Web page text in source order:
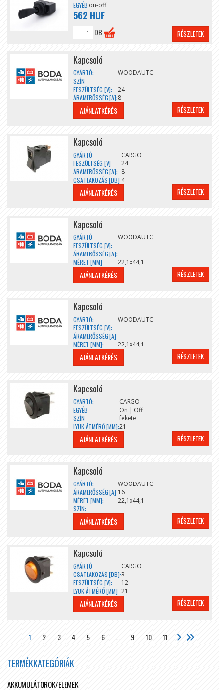
EGYÉB:on-off
562 HUF
DB RÉSZLETEK
Kapcsoló
GYÁRTÓ:
WOODAUTO
SZÍN:
FESZÜLTSÉG [V]:
24
ÁRAMERŐSSÉG [A]:8
AJÁNLATKÉRÉS RÉSZLETEK
Kapcsoló
GYÁRTÓ:
CARGO
FESZÜLTSÉG [V]:
24
ÁRAMERŐSSÉG [A]: 8
CSATLAKOZÁS [DB]:4
AJÁNLATKÉRÉS RÉSZLETEK
Kapcsoló
GYÁRTÓ:
WOODAUTO
FESZÜLTSÉG [V]:
ÁRAMERŐSSÉG [A]:
MÉRET [MM]:
22,1x44,1
AJÁNLATKÉRÉS RÉSZLETEK
Kapcsoló
GYÁRTÓ:
WOODAUTO
FESZÜLTSÉG [V]:
ÁRAMERŐSSÉG [A]:
MÉRET [MM]:
22,1x44,1
AJÁNLATKÉRÉS RÉSZLETEK
Kapcsoló
GYÁRTÓ:
CARGO
EGYÉB:
On | Off
SZÍN:
fekete
LYUK ÁTMÉRŐ [MM]:21
AJÁNLATKÉRÉS RÉSZLETEK
Kapcsoló
GYÁRTÓ:
WOODAUTO
ÁRAMERŐSSÉG [A]:16
MÉRET [MM]:
22,1x44,1
SZÍN:
AJÁNLATKÉRÉS RÉSZLETEK
Kapcsoló
GYÁRTÓ:
CARGO
CSATLAKOZÁS [DB]:3
FESZÜLTSÉG [V]:
12
LYUK ÁTMÉRŐ [MM]: 21
AJÁNLATKÉRÉS RÉSZLETEK
1 2 3 4 5 6 … 9 10 11
TERMÉKKATEGÓRIÁK
AKKUMULÁTOROK/ELEMEK